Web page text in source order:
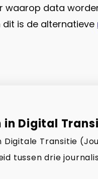
data
dit is de alternatieve
Digital
Transitie
tussen drie